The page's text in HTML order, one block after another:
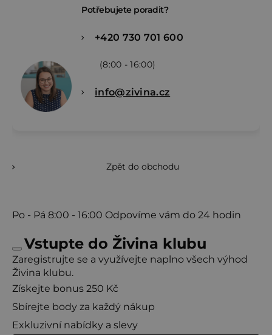
Potřebujete poradit?
+420 730 701 600
(8:00 - 16:00)
info@zivina.cz
Zpět do obchodu
Po - Pá 8:00 - 16:00 Odpovíme vám do 24 hodin
Vstupte do Živina klubu
Zaregistrujte se a využívejte naplno všech výhod
Živina klubu.
Získejte bonus 250 Kč
Sbírejte body za každý nákup
Exkluzivní nabídky a slevy